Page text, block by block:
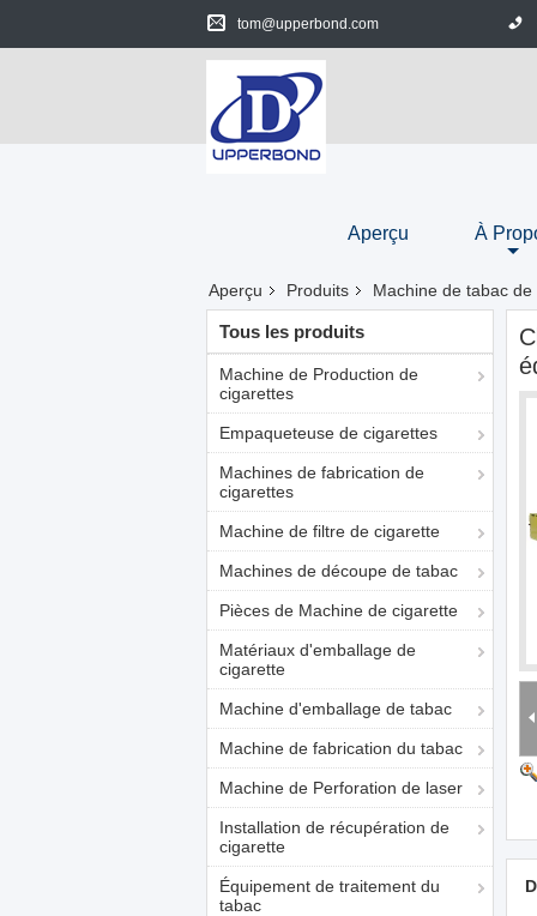
tom@upperbond.com
Aperçu À
Aperçu Produits Machine de tabac de
Tous les produits
Machine de Production de
cigarettes
Empaqueteuse de cigarettes
Machines de fabrication de
cigarettes
Machine de filtre de cigarette
Machines de découpe de tabac
Pièces de Machine de cigarette
Matériaux d'emballage de
cigarette
Machine d'emballage de tabac
Machine de fabrication du tabac
Machine de Perforation de laser
Installation de récupération de
cigarette
Équipement de traitement du
tabac